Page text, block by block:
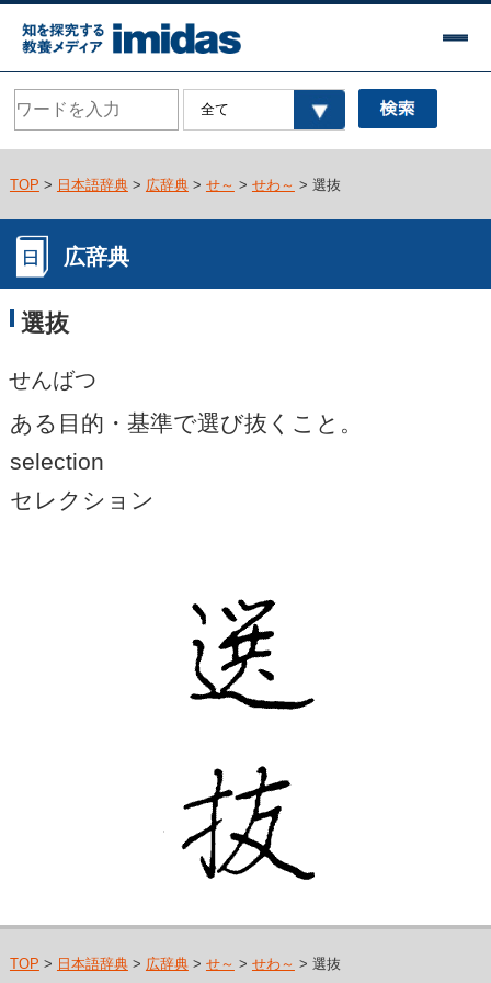
TOP > 日本語辞典> 広辞典> せ～ > せわ～ > 選抜
広辞典
選抜
せんばつ
ある目的・基準で選び抜くこと。
selection
セレクション
TOP > 日本語辞典> 広辞典> せ～ > せわ～ > 選抜